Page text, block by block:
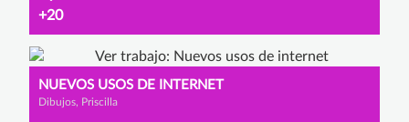
+20
NUEVOS USOS DE INTERNET
Dibujos, Priscilla